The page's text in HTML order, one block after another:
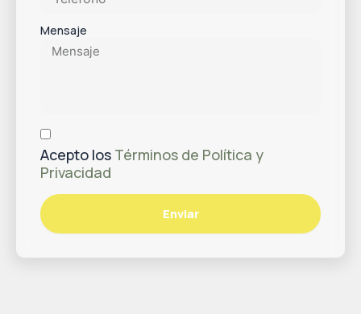
Mensaje
Acepto los Términos de Política y
Privacidad
Enviar